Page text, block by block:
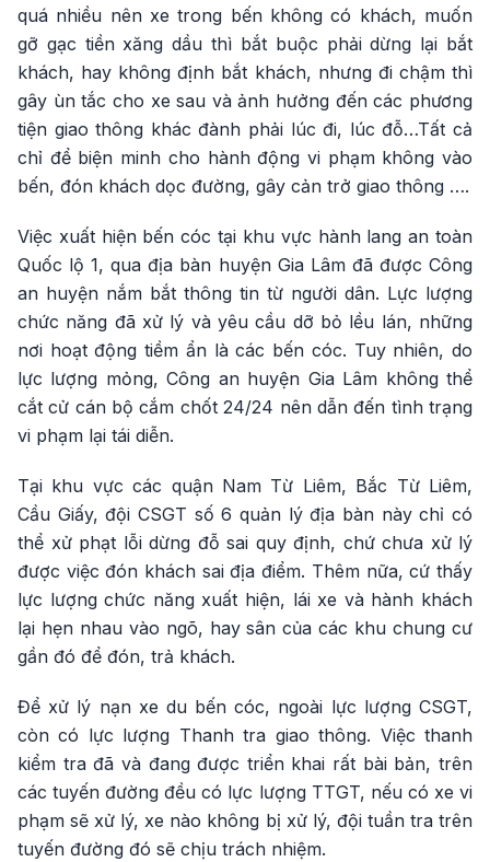
quá nhiều nên xe trong bến không có khách, muốn
gỡ gạc tiền xăng dầu thì bắt buộc phải dừng lại bắt
khách, hay không định bắt khách, nhưng đi chậm thì
gây ùn tắc cho xe sau và ảnh hưởng đến các phương
tiện giao thông khác đành phải lúc đi, lúc đỗ…Tất cả
chỉ để biện minh cho hành động vi phạm không vào
bến, đón khách dọc đường, gây cản trở giao thông ….
Việc xuất hiện bến cóc tại khu vực hành lang an toàn
Quốc lộ 1, qua địa bàn huyện Gia Lâm đã được Công
an huyện nắm bắt thông tin từ người dân. Lực lượng
chức năng đã xử lý và yêu cầu dỡ bỏ lều lán, những
nơi hoạt động tiềm ẩn là các bến cóc. Tuy nhiên, do
lực lượng mỏng, Công an huyện Gia Lâm không thể
cắt cử cán bộ cắm chốt 24/24 nên dẫn đến tình trạng
vi phạm lại tái diễn.
Tại khu vực các quận Nam Từ Liêm, Bắc Từ Liêm,
Cầu Giấy, đội CSGT số 6 quản lý địa bàn này chỉ có
thể xử phạt lỗi dừng đỗ sai quy định, chứ chưa xử lý
được việc đón khách sai địa điểm. Thêm nữa, cứ thấy
lực lượng chức năng xuất hiện, lái xe và hành khách
lại hẹn nhau vào ngõ, hay sân của các khu chung cư
gần đó để đón, trả khách.
Để xử lý nạn xe du bến cóc, ngoài lực lượng CSGT,
còn có lực lượng Thanh tra giao thông. Việc thanh
kiểm tra đã và đang được triển khai rất bài bản, trên
các tuyến đường đều có lực lượng TTGT, nếu có xe vi
phạm sẽ xử lý, xe nào không bị xử lý, đội tuần tra trên
tuyến đường đó sẽ chịu trách nhiệm.